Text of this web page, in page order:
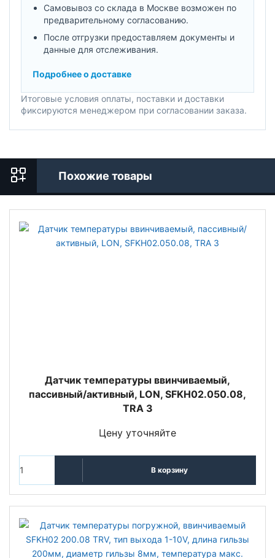
Самовывоз со склада в Москве возможен по
предварительному согласованию.
После отгрузки предоставляем документы и
данные для отслеживания.
Подробнее о доставке
Итоговые условия оплаты, поставки и доставки
фиксируются менеджером при согласовании заказа.
Похожие товары
Датчик температуры ввинчиваемый,
пассивный/активный, LON, SFKH02.050.08,
TRA 3
Цену уточняйте
В корзину